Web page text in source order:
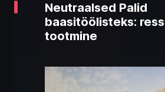
Neutraalsed Palid
baasitöölisteks:
tootmine